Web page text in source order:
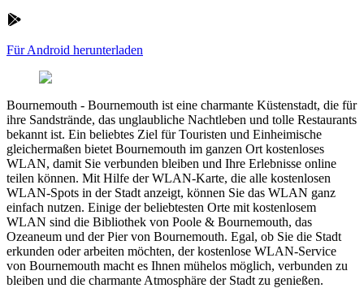
Für Android herunterladen
Bournemouth - Bournemouth ist eine charmante Küstenstadt, die für
ihre Sandstrände, das unglaubliche Nachtleben und tolle Restaurants
bekannt ist. Ein beliebtes Ziel für Touristen und Einheimische
gleichermaßen bietet Bournemouth im ganzen Ort kostenloses
WLAN, damit Sie verbunden bleiben und Ihre Erlebnisse online
teilen können. Mit Hilfe der WLAN-Karte, die alle kostenlosen
WLAN-Spots in der Stadt anzeigt, können Sie das WLAN ganz
einfach nutzen. Einige der beliebtesten Orte mit kostenlosem
WLAN sind die Bibliothek von Poole & Bournemouth, das
Ozeaneum und der Pier von Bournemouth. Egal, ob Sie die Stadt
erkunden oder arbeiten möchten, der kostenlose WLAN-Service
von Bournemouth macht es Ihnen mühelos möglich, verbunden zu
bleiben und die charmante Atmosphäre der Stadt zu genießen.